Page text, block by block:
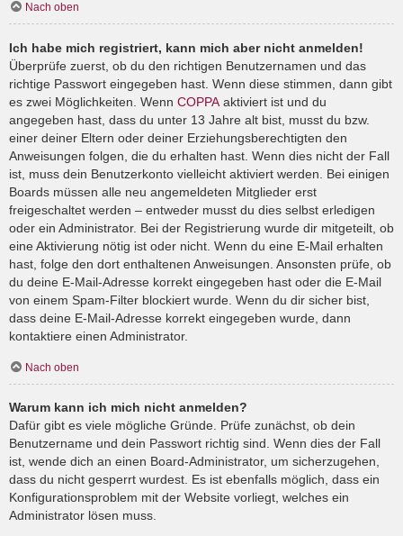
Nach oben
Ich habe mich registriert, kann mich aber nicht anmelden!
Überprüfe zuerst, ob du den richtigen Benutzernamen und das
richtige Passwort eingegeben hast. Wenn diese stimmen, dann gibt
es zwei Möglichkeiten. Wenn COPPA aktiviert ist und du
angegeben hast, dass du unter 13 Jahre alt bist, musst du bzw.
einer deiner Eltern oder deiner Erziehungsberechtigten den
Anweisungen folgen, die du erhalten hast. Wenn dies nicht der Fall
ist, muss dein Benutzerkonto vielleicht aktiviert werden. Bei einigen
Boards müssen alle neu angemeldeten Mitglieder erst
freigeschaltet werden – entweder musst du dies selbst erledigen
oder ein Administrator. Bei der Registrierung wurde dir mitgeteilt, ob
eine Aktivierung nötig ist oder nicht. Wenn du eine E-Mail erhalten
hast, folge den dort enthaltenen Anweisungen. Ansonsten prüfe, ob
du deine E-Mail-Adresse korrekt eingegeben hast oder die E-Mail
von einem Spam-Filter blockiert wurde. Wenn du dir sicher bist,
dass deine E-Mail-Adresse korrekt eingegeben wurde, dann
kontaktiere einen Administrator.
Nach oben
Warum kann ich mich nicht anmelden?
Dafür gibt es viele mögliche Gründe. Prüfe zunächst, ob dein
Benutzername und dein Passwort richtig sind. Wenn dies der Fall
ist, wende dich an einen Board-Administrator, um sicherzugehen,
dass du nicht gesperrt wurdest. Es ist ebenfalls möglich, dass ein
Konfigurationsproblem mit der Website vorliegt, welches ein
Administrator lösen muss.